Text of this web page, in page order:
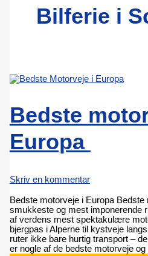
Bilferie i
Bedste
Europa
Skriv en kommentar
Bedste motorveje i Europa
smukkeste og mest imponerende
af verdens mest spektakulære
bjergpas i Alperne til kystveje
ruter ikke bare hurtig transport –
er nogle af de bedste motorveje